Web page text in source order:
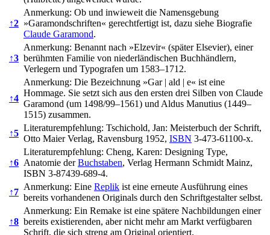
↑2
Anmerkung: Ob und inwieweit die Namensgebung
»Garamondschriften« gerechtfertigt ist, dazu siehe Biografie
Claude Garamond.
↑3
Anmerkung: Benannt nach »Elzevir« (später Elsevier), einer
berühmten Familie von niederländischen Buchhändlern,
Verlegern und Typografen um 1583–1712.
↑4
Anmerkung: Die Bezeichnung »Gar | ald | e« ist eine
Hommage. Sie setzt sich aus den ersten drei Silben von Claude
Garamond (um 1498/99–1561) und Aldus Manutius (1449–
1515) zusammen.
↑5
Literaturempfehlung: Tschichold, Jan: Meisterbuch der Schrift,
Otto Maier Verlag, Ravensburg 1952, ISBN 3-473-61100-x.
↑6
Literaturempfehlung: Cheng, Karen: Designing Type,
Anatomie derBuchstaben, Verlag Hermann Schmidt Mainz,
ISBN 3-87439-689-4.
↑7
Anmerkung: Eine Replik ist eine erneute Ausführung eines
bereits vorhandenen Originals durch den Schriftgestalter selbst.
↑8
Anmerkung: Ein Remake ist eine spätere Nachbildungen einer
bereits existierenden, aber nicht mehr am Markt verfügbaren
Schrift, die sich streng am Original orientiert.